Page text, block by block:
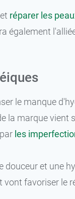
réparer les
également
le manque
la marque vient
les
douceur et une
favoriser le